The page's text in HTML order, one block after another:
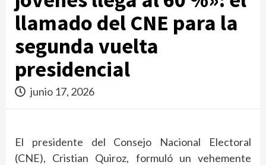
llamado del CNE para la
segunda vuelta
presidencial
junio 17, 2026
El presidente del Consejo Nacional Electoral
(CNE), Cristian Quiroz, formuló un vehemente